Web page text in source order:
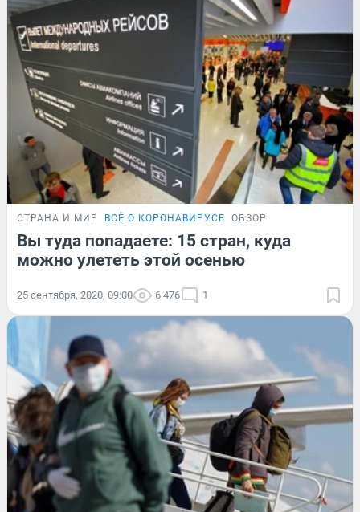
СТРАНА И МИР ВСЁ О КОРОНАВИРУСЕ ОБЗОР
Вы туда попадаете: 15 стран, куда
можно улететь этой осенью
25 сентября, 2020, 09:00 6 476 1